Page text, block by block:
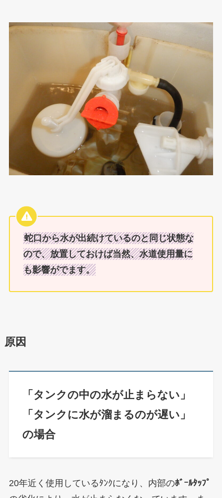
蛇口から水が出続けているのと同じ状態な
ので、放置しておけば当然、水道使用量に
も影響がでます。
原因
「タンクの中の水が止まらない」
「タンクに水が溜まるのが遅い」
の場合
20年近く使用しているﾀﾝｸになり、 内部のﾎﾞｰﾙﾀｯﾌﾟ